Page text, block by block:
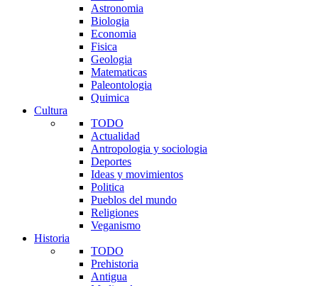
Astronomia
Biologia
Economia
Fisica
Geologia
Matematicas
Paleontologia
Quimica
Cultura
TODO
Actualidad
Antropologia y sociologia
Deportes
Ideas y movimientos
Politica
Pueblos del mundo
Religiones
Veganismo
Historia
TODO
Prehistoria
Antigua